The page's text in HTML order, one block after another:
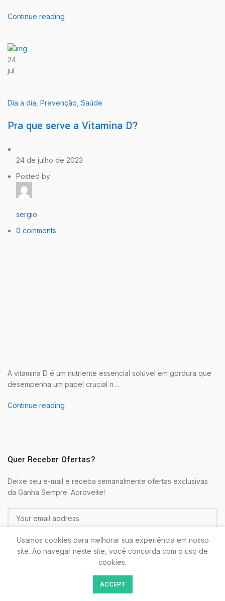
Continue reading
24
jul
Dia a dia Prevenção Saúde
Pra que serve a Vitamina D?
24 de julho de 2023
Posted by
sergio
0 comments
A vitamina D é um nutriente essencial solúvel em gordura que
desempenha um papel crucial n…
Continue reading
Quer Receber Ofertas?
Deixe seu e-mail e receba semanalmente ofertas exclusivas
da Ganha Sempre. Aproveite!
Colocando seu E-mail estará de acordo com as
Usamos cookies para melhorar sua experiência em nosso
site. Ao navegar neste site, você concorda com o uso de
cookies.
ACCEPT